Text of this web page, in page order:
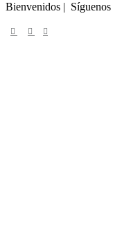
Bienvenidos | Síguenos